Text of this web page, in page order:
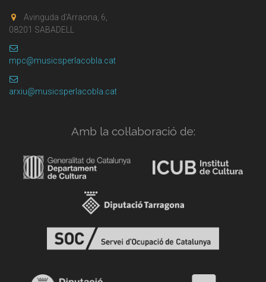
Avinguda d'Arraona, 6,
08201 SABADELL
mpc@musicsperlacobla.cat
arxiu@musicsperlacobla.cat
Amb la col·laboració de: